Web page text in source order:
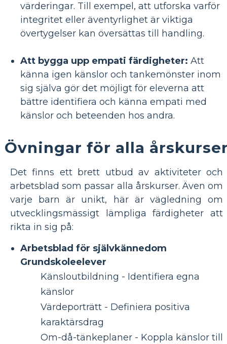
värderingar. Till exempel, att utforska varför
integritet eller äventyrlighet är viktiga
övertygelser kan översättas till handling.
Att bygga upp empati färdigheter: Att
känna igen känslor och tankemönster inom
sig själva gör det möjligt för eleverna att
bättre identifiera och känna empati med
känslor och beteenden hos andra.
Övningar för alla
Det finns ett brett utbud av aktiviteter och
arbetsblad som passar alla årskurser. Även om
varje barn är unikt, här är vägledning om
utvecklingsmässigt lämpliga färdigheter att
rikta in sig på:
Arbetsblad för självkännedom
Grundskoleelever
Känsloutbildning - Identifiera egna
känslor
Värdeporträtt - Definiera positiva
karaktärsdrag
Om-då-tänkeplaner - Koppla känslor till